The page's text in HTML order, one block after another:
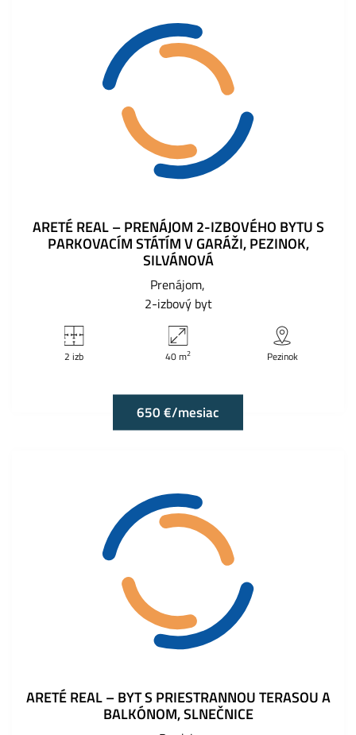
ARETÉ REAL – PRENÁJOM 2-IZBOVÉHO BYTU S
PARKOVACÍM STÁTÍM V GARÁŽI, PEZINOK,
SILVÁNOVÁ
Prenájom
2-izbový byt
2 izb 40 m2 Pezinok
650 €/mesiac
ARETÉ REAL – BYT S PRIESTRANNOU TERASOU A
BALKÓNOM, SLNEČNICE